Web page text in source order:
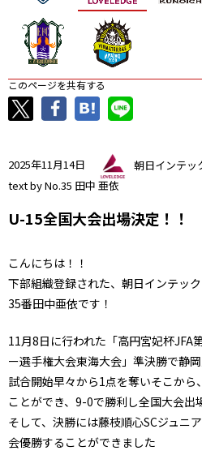
このページを共有する
2025年11月14日
朝日インテッ
text by No.35 田中 亜依
U-15全国大会出場決定！！
こんにちは！！
下部組織登録された、朝日インテッ
35番田中亜依です！
11月8日に行われた「高円宮妃杯JFA
ー選手権大会東海大会」準決勝で静
試合開始早々から1点を奪いそこか
ことができ、9-0で勝利し全国大会出
そして、決勝には藤枝順心SCジュニ
会優勝することができました